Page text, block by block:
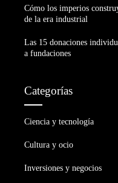
Cómo los imperios
de la era industrial
Las 15 donaciones
a fundaciones
Categorías
Ciencia y tecnología
Cultura y ocio
Inversiones y negocios